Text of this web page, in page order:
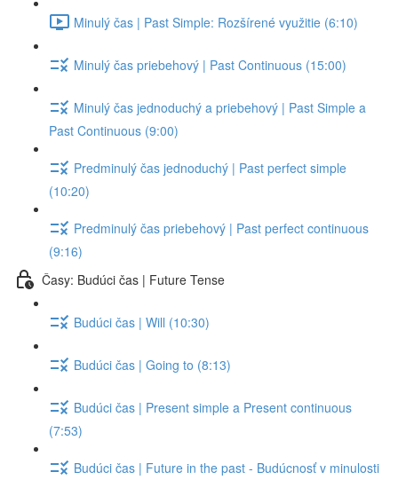
Minulý čas | Past Simple: Rozšírené využitie (6:10)
Minulý čas priebehový | Past Continuous (15:00)
Minulý čas jednoduchý a priebehový | Past Simple a
Past Continuous (9:00)
Predminulý čas jednoduchý | Past perfect simple
(10:20)
Predminulý čas priebehový | Past perfect continuous
(9:16)
Časy: Budúci čas | Future Tense
Budúci čas | Will (10:30)
Budúci čas | Going to (8:13)
Budúci čas | Present simple a Present continuous
(7:53)
Budúci čas | Future in the past - Budúcnosť v minulosti